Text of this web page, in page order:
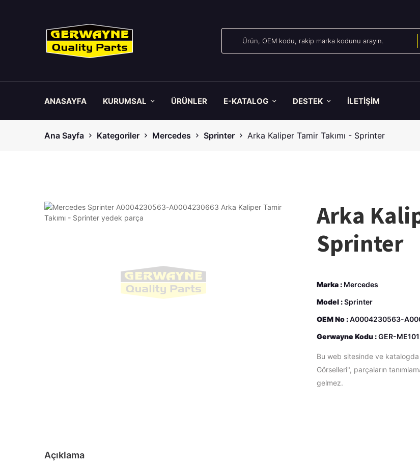
ANASAYFA KURUMSAL ÜRÜNLER E-KATALOG DESTEK İLETİŞİM
Ana Sayfa Kategoriler Mercedes Sprinter Arka Kaliper Tamir Takımı - Sprinter
Arka
Sprinter
Marka : Mercedes
Model :Sprinter
OEM No :A0004230563-
Gerwayne Kodu :GER-
Bu web sitesinde ve
Görselleri", parçaların
gelmez.
Açıklama